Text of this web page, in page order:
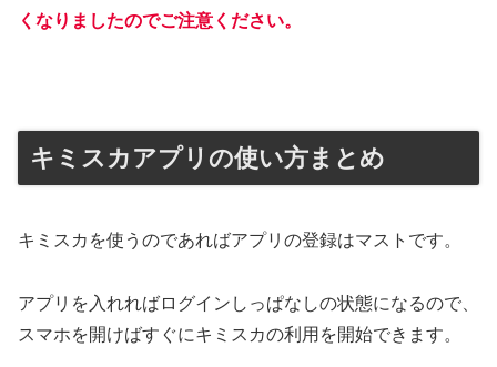
くなりましたのでご注意ください。
キミスカアプリの使い方まとめ
キミスカを使うのであればアプリの登録はマストです。
アプリを入れればログインしっぱなしの状態になるので、
スマホを開けばすぐにキミスカの利用を開始できます。